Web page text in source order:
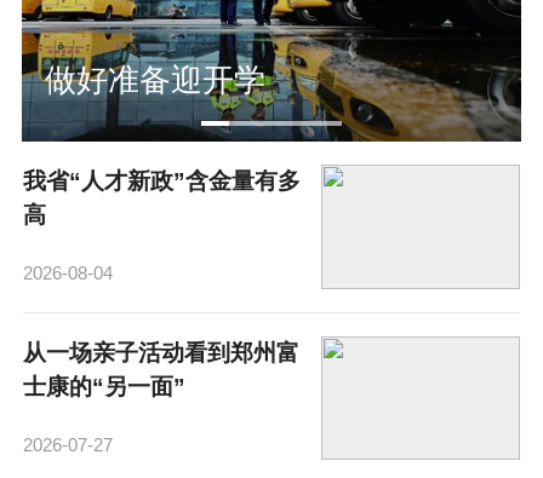
做好准备迎开学
我省“人才新政”含金量有多
高
2026-08-04
从一场亲子活动看到郑州富
士康的“另一面”
2026-07-27